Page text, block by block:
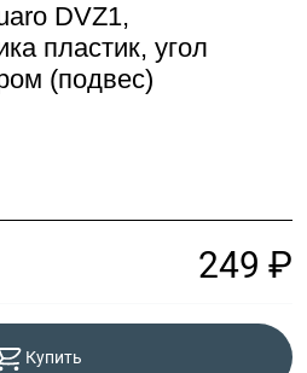
DVZ1,
пластик, угол
(подвес)
249 ₽
Купить